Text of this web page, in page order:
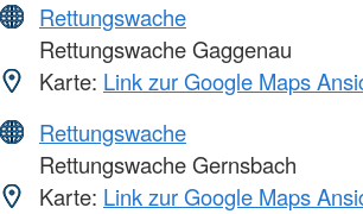
Rettungswache
Rettungswache Gaggenau
Karte: Link zur Google Maps
Rettungswache
Rettungswache Gernsbach
Karte: Link zur Google Maps